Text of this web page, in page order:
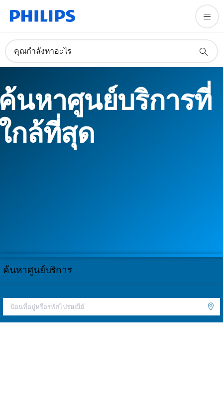
คุณกำลังหาอะไร
นหาศูนย์บริการที่
กล้ที่สุด
ค้นหาศูนย์บริการ